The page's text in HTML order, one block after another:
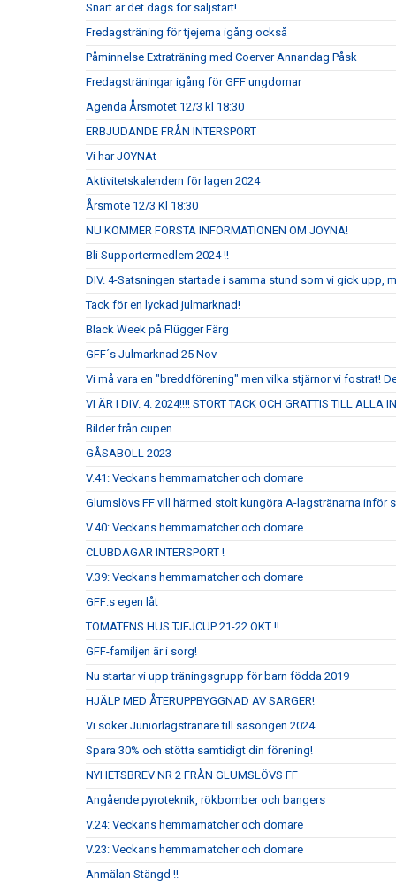
Snart är det dags för säljstart!
Fredagsträning för tjejerna igång också
Påminnelse Extraträning med Coerver Annandag Påsk
Fredagsträningar igång för GFF ungdomar
Agenda Årsmötet 12/3 kl 18:30
ERBJUDANDE FRÅN INTERSPORT
Vi har JOYNAt
Aktivitetskalendern för lagen 2024
Årsmöte 12/3 Kl 18:30
NU KOMMER FÖRSTA INFORMATIONEN OM JOYNA!
Bli Supportermedlem 2024 !!
DIV. 4-Satsningen startade i samma stund som vi gick upp,
Tack för en lyckad julmarknad!
Black Week på Flügger Färg
GFF´s Julmarknad 25 Nov
Vi må vara en "breddförening" men vilka stjärnor vi fostrat!
VI ÄR I DIV. 4. 2024!!!! STORT TACK OCH GRATTIS TILL ALLA
Bilder från cupen
GÅSABOLL 2023
V.41: Veckans hemmamatcher och domare
Glumslövs FF vill härmed stolt kungöra A-lagstränarna inför
V.40: Veckans hemmamatcher och domare
CLUBDAGAR INTERSPORT !
V.39: Veckans hemmamatcher och domare
GFF:s egen låt
TOMATENS HUS TJEJCUP 21-22 OKT !!
GFF-familjen är i sorg!
Nu startar vi upp träningsgrupp för barn födda 2019
HJÄLP MED ÅTERUPPBYGGNAD AV SARGER!
Vi söker Juniorlagstränare till säsongen 2024
Spara 30% och stötta samtidigt din förening!
NYHETSBREV NR 2 FRÅN GLUMSLÖVS FF
Angående pyroteknik, rökbomber och bangers
V.24: Veckans hemmamatcher och domare
V.23: Veckans hemmamatcher och domare
Anmälan Stängd !!